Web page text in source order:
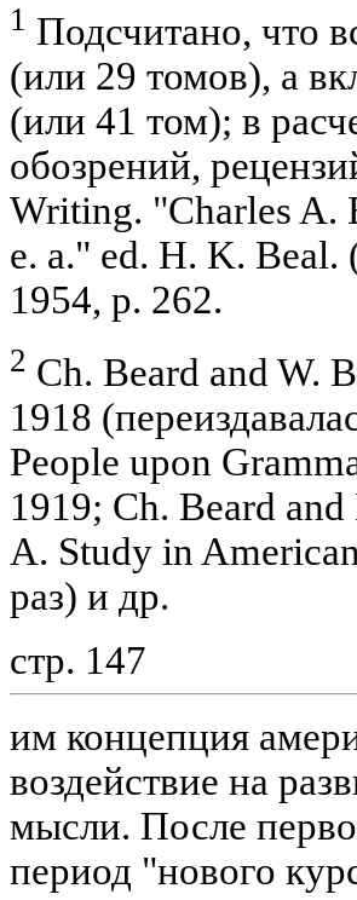
1 Подсчитано, что
(или 29 томов), а
(или 41 том); в
обозрений,
Writing. "Charles A.
e. a." ed. H. K.
1954, p. 262.
2 Ch. Beard and W.
1918
People upon
1919; Ch. Beard
A. Study in
раз) и др.
стр. 147
им концепция
воздействие на
мысли. После
период "нового